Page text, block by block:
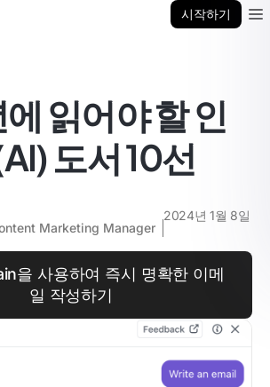
시작하기
읽어야 할 인
도서 10선
Marketing Manager
2024년 1월 8일
을 사용하여 즉시 명확한 이메
일 작성하기